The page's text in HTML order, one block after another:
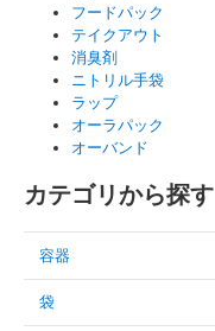
フードパック
テイクアウト
消臭剤
ニトリル手袋
ラップ
オーラパック
オーバンド
カテゴリから探す
容器
袋